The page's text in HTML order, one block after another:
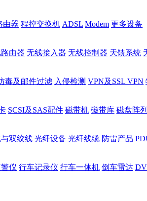
由器 程控交换机 ADSL Modem 更多设备
由器 无线接入器 无线控制器 天馈系统
毒及邮件过滤 入侵检测 VPN及SSL VPN
SCSI及SAS配件 磁带机 磁带库 磁盘阵列
双绞线 光纤设备 光纤线缆 防雷产品
仪 行车记录仪 行车一体机 倒车雷达